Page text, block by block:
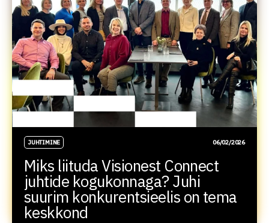
JUHTIMINE 06/02/2026
Miks liituda Visionest Connect
juhtide kogukonnaga? Juhi
suurim konkurentsieelis on tema
keskkond